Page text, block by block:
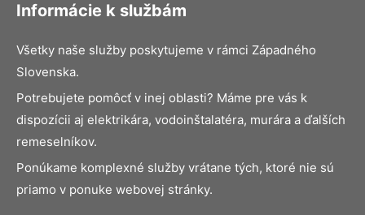
Informácie k službám
Všetky naše služby poskytujeme v rámci Západného
Slovenska.
Potrebujete pomôcť v inej oblasti? Máme pre vás k
dispozícii aj elektrikára, vodoinštalatéra, murára a ďalších
remeselníkov.
Ponúkame komplexné služby vrátane tých, ktoré nie sú
priamo v ponuke webovej stránky.